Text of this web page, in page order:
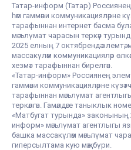
Татар-информ (Татар) Россиянең
һәм гаммәви коммуникацияләрне
тарафыннан интернет басма
мәгълүмат чарасын теркәү
2025 елның 7 октябрендә элемтә,
массакүләм коммуникацияләр
хезмәт тарафыннан бирелгән.
«Татар-информ» Россиянең
гаммәви коммуникацияләрне
тарафыннан мәгълүмат
теркәлгән. Гамәлдәге таныклык
«Матбугат турында» законының
информ» мәгълүмат агентлыгы
башка массакүләм мәгълүмат
гиперсылтама кую мәҗбүри.